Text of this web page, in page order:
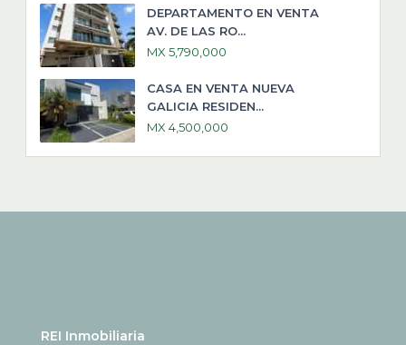
DEPARTAMENTO EN VENTA
AV. DE LAS RO...
MX 5,790,000
CASA EN VENTA NUEVA
GALICIA RESIDEN...
MX 4,500,000
REI Inmobiliaria